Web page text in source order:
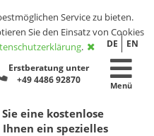
Service zu bieten.
Sie den Einsatz von Cookies
. DE EN
Erstberatung unter
+49 4486 92870
Menü
eine kostenlose
ein spezielles